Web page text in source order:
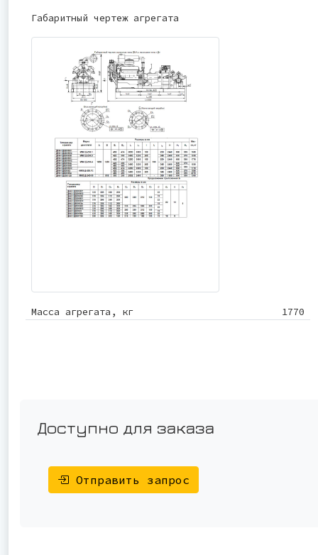
Габаритный чертеж агрегата
Масса агрегата, кг 1770
Доступно для заказа
Отправить запрос